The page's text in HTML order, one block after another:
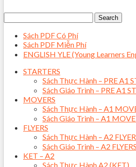
Sách PDF Có Phí
Sách PDF Miễn Phí
ENGLISH YLE (Young Learners
STARTERS
Sách Thực Hành – PRE A1
Sách Giáo Trình – PRE A1
MOVERS
Sách Thực Hành – A1
Sách Giáo Trình – A1
FLYERS
Sách Thực Hành – A2
Sách Giáo Trình – A2 FLYERS
KET – A2
Sách Thực Hành A2 (KET)